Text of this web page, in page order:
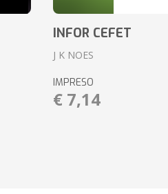
INFOR CEFET
J K NOES
IMPRESO
€ 7,14